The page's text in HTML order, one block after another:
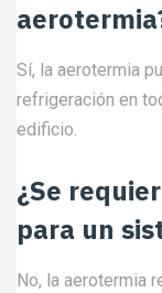
Sí, la aerotermia
refrigeración en
edificio.
¿Se
para un
No, la aerotermia